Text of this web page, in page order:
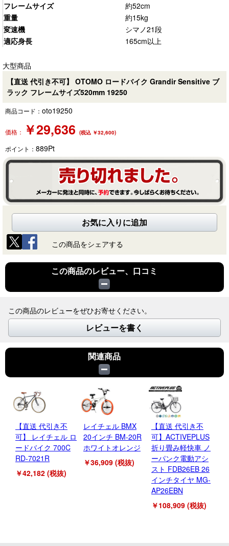
フレームサイズ
約52cm
重量
約15kg
変速機
シマノ21段
適応身長
165cm以上
大型商品
【直送 代引き不可】 OTOMO ロードバイク Grandir Sensitive ブ
ラック フレームサイズ520mm 19250
商品コード： oto19250
価格： ￥29,636 (税込 ￥32,600)
ポイント： 889Pt
お気に入りに追加
この商品をシェアする
この商品のレビュー、口コミ
この商品のレビューをぜひお寄せください。
レビューを書く
関連商品
【直送 代引き不
可】 レイチェル ロ
ードバイク 700C
RD-7021R
￥42,182 (税抜)
レイチェル BMX
20インチ BM-20R
ホワイトオレンジ
￥36,909 (税抜)
【直送 代引き不
可】ACTIVEPLUS
折り畳み軽快車 ノ
ーパンク電動アシ
スト FDB26EB 26
インチタイヤ MG-
AP26EBN
￥108,909 (税抜)